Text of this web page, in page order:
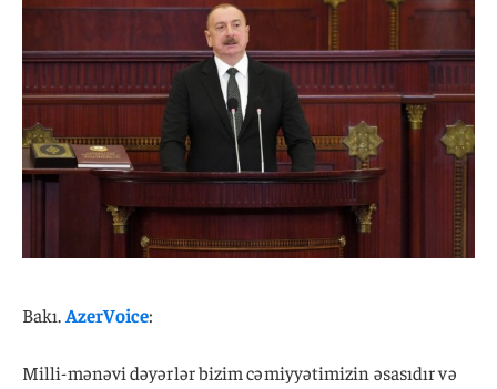
Bakı.AzerVoice:
Milli-mənəvi dəyərlər bizim cəmiyyətimizin əsasıdır və